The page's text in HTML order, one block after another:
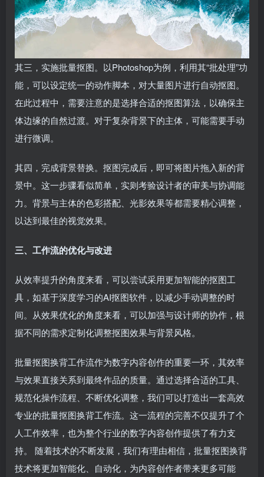
其三，实施批量抠图。以Photoshop为例，利用其“批处理”功
能，可以设定统一的动作脚本，对大量图片进行自动抠图。
在此过程中，需要注意的是选择合适的抠图算法，以确保主
体边缘的自然过渡。对于复杂背景下的主体，可能需要手动
进行微调。
其四，完成背景替换。抠图完成后，即可将图片拖入新的背
景中。这一步骤看似简单，实则考验设计者的审美与协调能
力。背景与主体的色彩搭配、光影效果等都需要精心调整，
以达到最佳的视觉效果。
三、工作流的优化与改进
从效率提升的角度来看，可以尝试采用更加智能的抠图工
具，如基于深度学习的AI抠图软件，以减少手动调整的时
间。从效果优化的角度来看，可以加强与设计师的协作，根
据不同的需求定制化调整抠图效果与背景风格。
批量抠图换背工作流作为数字内容创作的重要一环，其效率
与效果直接关系到最终作品的质量。通过选择合适的工具、
规范化操作流程、不断优化调整，我们可以打造出一套高效
专业的批量抠图换背工作流。这一流程的完善不仅提升了个
人工作效率，也为整个行业的数字内容创作提供了有力支
持。 随着技术的不断发展，我们有理由相信，批量抠图换背
技术将更加智能化、自动化，为内容创作者带来更多可能